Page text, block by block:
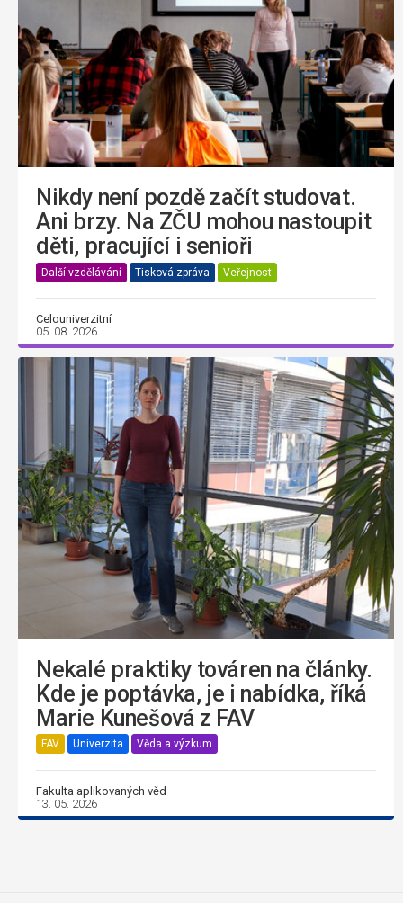
Nikdy není pozdě začít studovat.
Ani brzy. Na ZČU mohou nastoupit
děti, pracující i senioři
Další vzdělávání Tisková zpráva Veřejnost
Celouniverzitní
05. 08. 2026
Nekalé praktiky továren na články.
Kde je poptávka, je i nabídka, říká
Marie Kunešová z FAV
FAV Univerzita Věda a výzkum
Fakulta aplikovaných věd
13. 05. 2026